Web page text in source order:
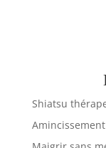
Shiatsu